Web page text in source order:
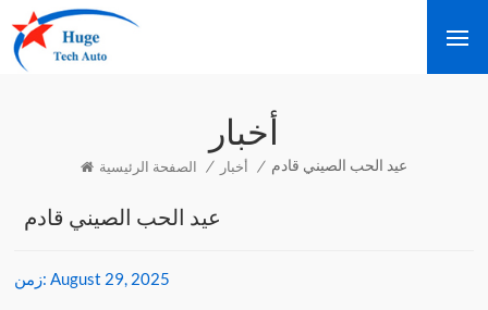
أخبار
الصفحة الرئيسية / أخبار / عيد الحب الصيني قادم
عيد الحب الصيني قادم
زمن: August 29, 2025